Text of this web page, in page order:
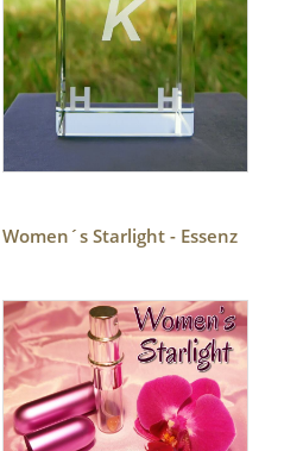
Women´s Starlight - Essenz